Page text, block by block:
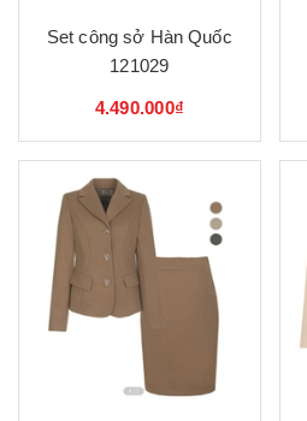
Set công sở Hàn Quốc
121029
4.490.000₫